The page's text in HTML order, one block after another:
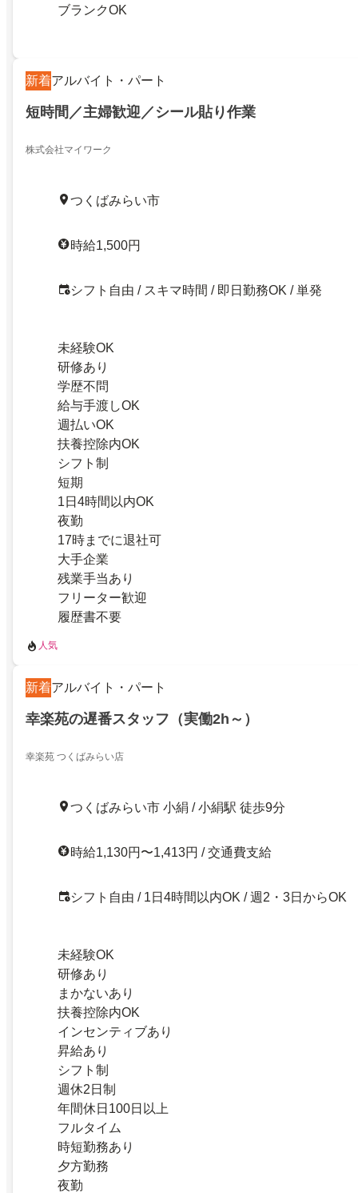
ブランクOK
新着アルバイト・パート
短時間／主婦歓迎／シール貼り作業
株式会社マイワーク
つくばみらい市
時給1,500円
シフト自由 / スキマ時間 / 即日勤務OK / 単発
未経験OK
研修あり
学歴不問
給与手渡しOK
週払いOK
扶養控除内OK
シフト制
短期
1日4時間以内OK
夜勤
17時までに退社可
大手企業
残業手当あり
フリーター歓迎
履歴書不要
人気
新着アルバイト・パート
幸楽苑の遅番スタッフ（実働2h～）
幸楽苑 つくばみらい店
つくばみらい市 小絹 / 小絹駅 徒歩9分
時給1,130円〜1,413円 / 交通費支給
シフト自由 / 1日4時間以内OK / 週2・3日からOK
未経験OK
研修あり
まかないあり
扶養控除内OK
インセンティブあり
昇給あり
シフト制
週休2日制
年間休日100日以上
フルタイム
時短勤務あり
夕方勤務
夜勤